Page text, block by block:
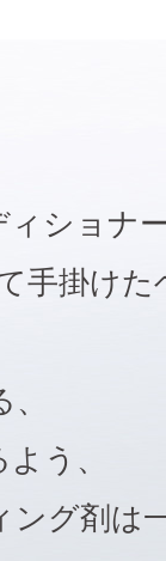
ショナー
手掛けた
う、
グ剤は